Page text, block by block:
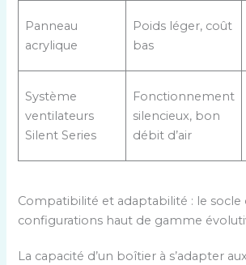
Panneau
acrylique
Poids léger, coût
bas
Système
ventilateurs
Silent Series
Fonctionnement
silencieux, bon
débit d’air
Compatibilité et adaptabilité : le socle
configurations haut de gamme
La capacité d’un boîtier à s’adapter